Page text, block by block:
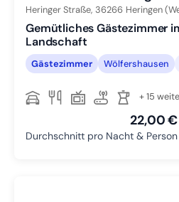
Heringer Straße, 36266 Heringen
Gemütliches Gästezimmer
Landschaft
Gästezimmer Wölfershausen
+ 15
22,00 €
Durchschnitt pro Nacht & Person